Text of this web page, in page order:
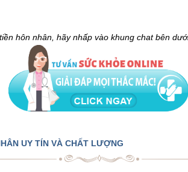
hôn nhân, hãy nhấp vào khung chat bên
UY TÍN VÀ CHẤT LƯỢNG